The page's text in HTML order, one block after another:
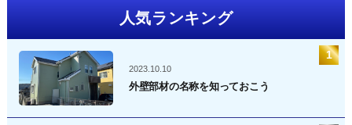
人気ランキング
2023.10.10
外壁部材の名称を知っておこう